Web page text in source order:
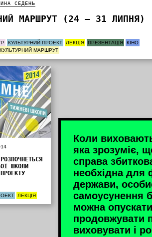
СЕДЕНЬ
МАРШРУТ (24 — 31 ЛИПНЯ)
КУЛЬТУРНИЙ ПРОЕКТ ЛЕКЦІЯ ПРЕЗЕНТАЦІЯ
КІНО
МАРШРУТ
ШКОЛИ
ЛЕКЦІЯ
Коли
яка зрозуміє,
справа
необхідна для
держави,
самоусунення
можна
продовжувати
виховувати і